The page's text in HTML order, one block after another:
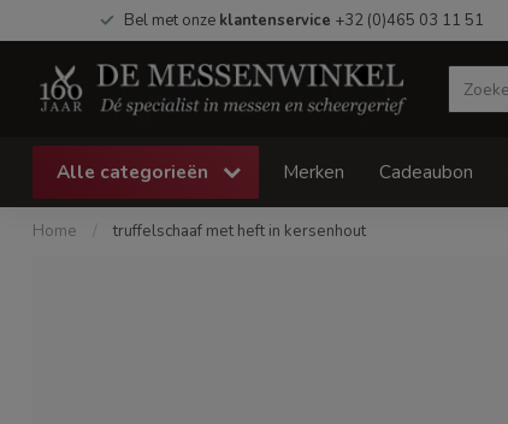
Bel met onze klantenservice +32 (0)465 03 11 51
Alle categorieën Merken Cadeaubon
Home / truffelschaaf met heft in kersenhout